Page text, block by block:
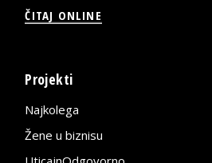
ČITAJ ONLINE
Projekti
Najkolega
Žene u biznisu